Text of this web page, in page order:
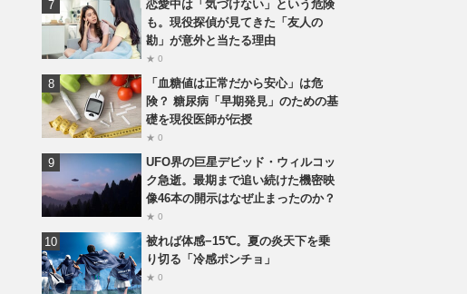
恋愛中は「気づけない」という危険
も。現役探偵が見てきた「友人の
勘」が意外と当たる理由
★ 0
「血糖値は正常だから安心」は危
険？ 糖尿病「早期発見」のための基
礎を現役医師が伝授
★ 0
UFO界の巨星デビッド・ウィルコッ
ク急逝。最期まで追い続けた機密映
像46本の開示はなぜ止まったのか？
★ 0
被れば体感−15℃。夏の炎天下を乗
り切る「冷感ポンチョ」
★ 0